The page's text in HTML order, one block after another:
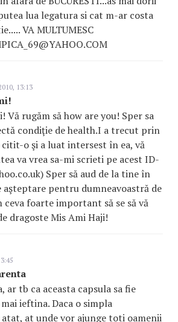
lua legatura si cat m-ar costa
VA MULTUMESC
@YAHOO.COM
13:13
Vă rugăm să how are you! Sper sa
condiţie de health.I a trecut prin
o şi a luat intersest în ea, vă
va vrea sa-mi scrieti pe acest ID-
Sper să aud de la tine în
aşteptare pentru dumneavoastră de
foarte important să se să vă
dragoste Mis Ami Haji!
ar tb ca aceasta capsula sa fie
ieftina. Daca o simpla
at unde vor ajunge toti oamenii